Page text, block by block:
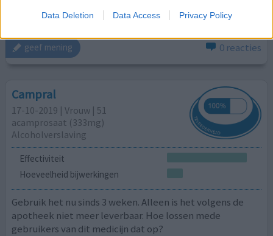
Data Deletion Data Access Privacy Policy
meer...]
geef mening 0 reacties
Campral
17-10-2019 | Vrouw | 51
acamprosaat (333mg)
Alcoholverslaving
Effectiviteit
Hoeveelheid bijwerkingen
Gebruik het nu sinds 3 weken. Alleen is het volgens de
apotheek niet meer leverbaar. Hoe lossen mede
gebruikers van dit medicijn dat op?